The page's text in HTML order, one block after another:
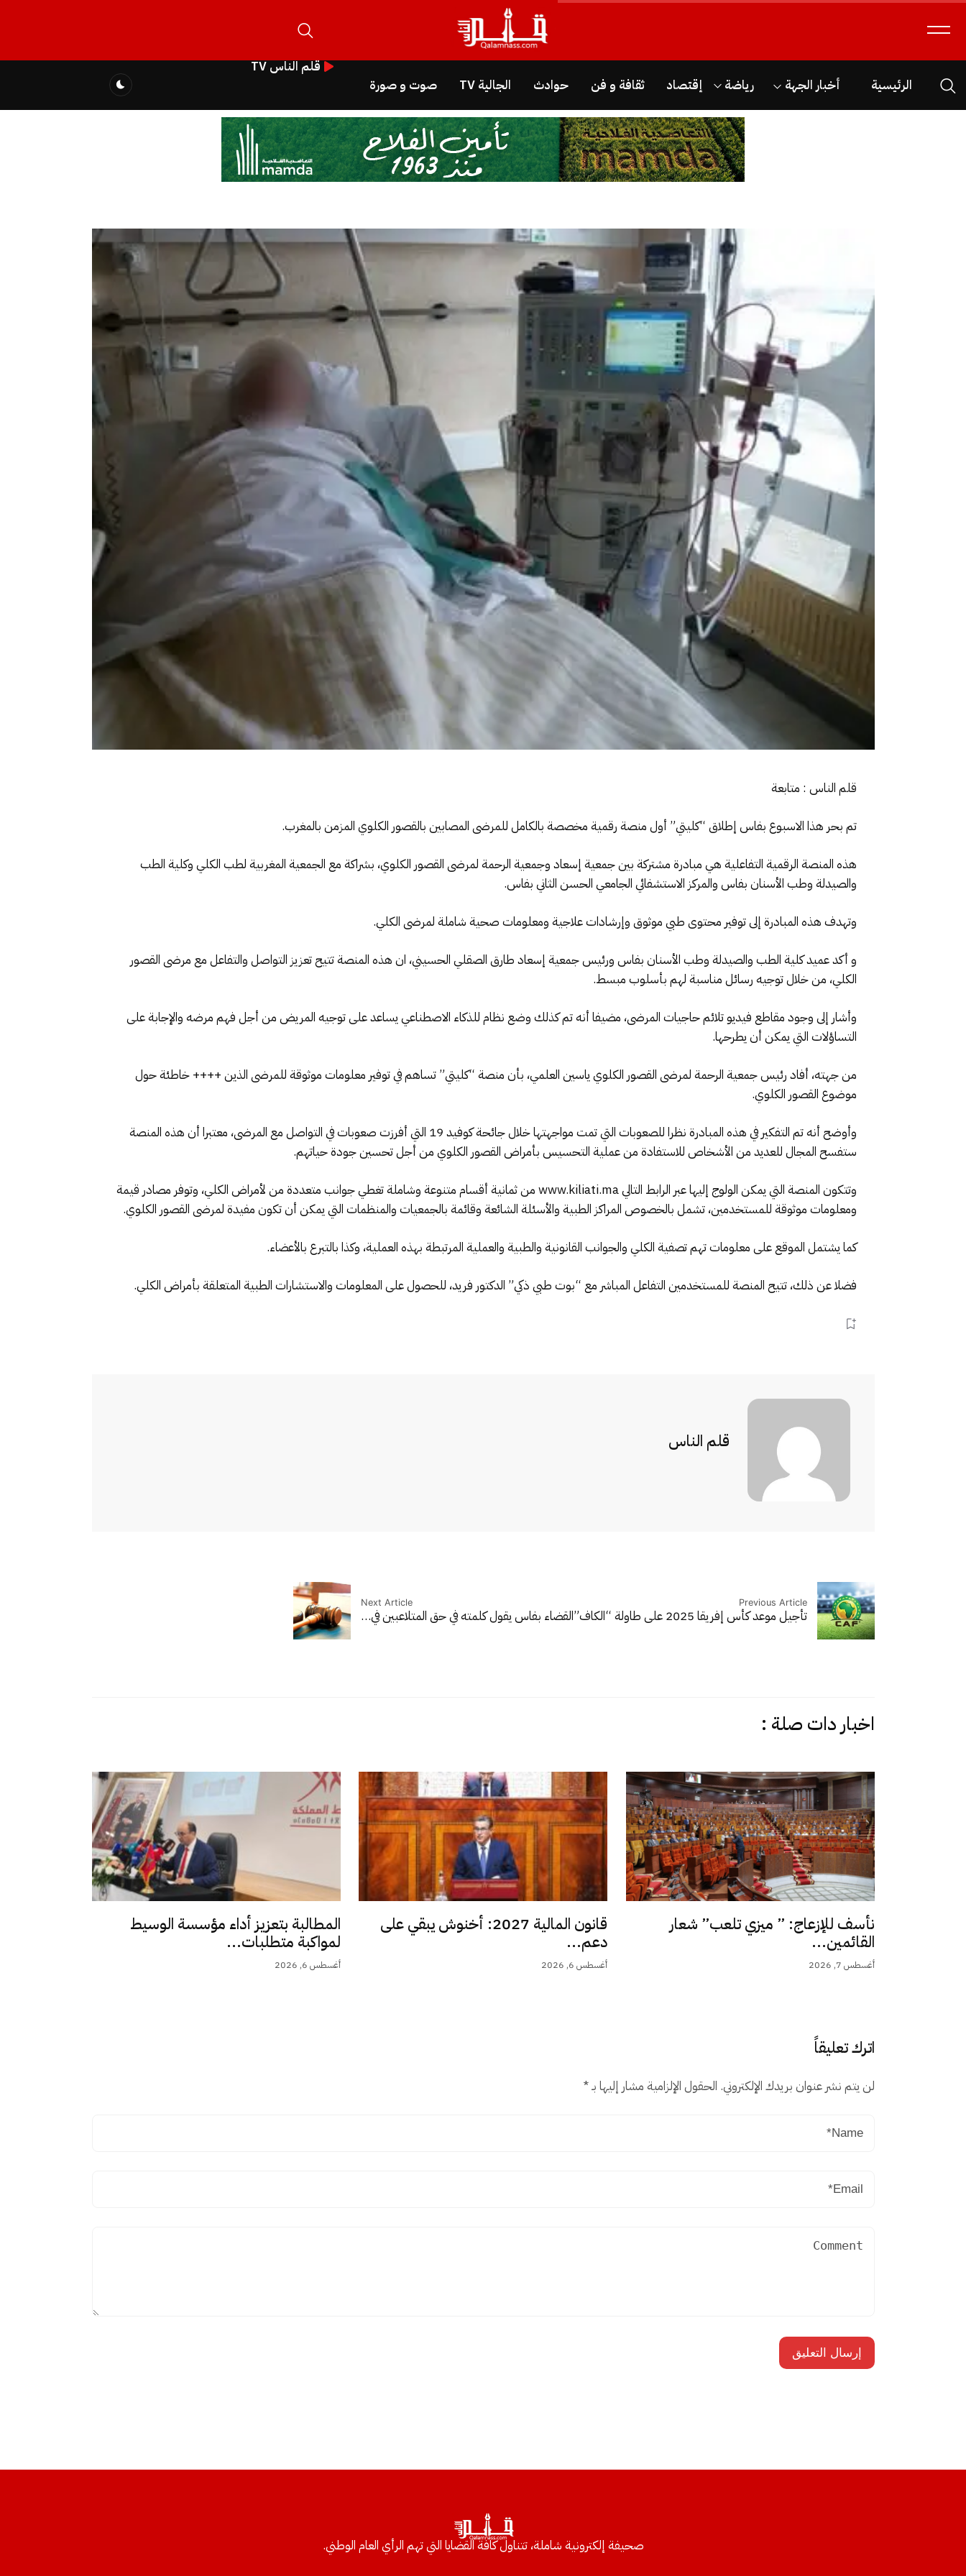
الرئيسية أخبار الجهة رياضة إقتصاد ثقافة و فن حوادث الجالية TV صوت و صورة
قلم الناس TV
قلم الناس : متابعة
تم بحر هذا الاسبوع بفاس إطلاق “كليتي” أول منصة رقمية مخصصة بالكامل للمرضى المصابين بالقصور الكلوي المزمن بالمغرب.
هذه المنصة الرقمية التفاعلية هي مبادرة مشتركة بين جمعية إسعاد وجمعية الرحمة لمرضى القصور الكلوي، بشراكة مع الجمعية المغربية لطب الكلي وكلية الطب
والصيدلة وطب الأسنان بفاس والمركز الاستشفائي الجامعي الحسن الثاني بفاس.
وتهدف هذه المبادرة إلى توفير محتوى طبي موثوق وإرشادات علاجية ومعلومات صحية شاملة لمرضى الكلي.
و أكد عميد كلية الطب والصيدلة وطب الأسنان بفاس ورئيس جمعية إسعاد طارق الصقلي الحسيني، ان هذه المنصة تتيح تعزيز التواصل والتفاعل مع مرضى القصور
الكلي، من خلال توجيه رسائل مناسبة لهم بأسلوب مبسط.
وأشار إلى وجود مقاطع فيديو تلائم حاجيات المرضى، مضيفا أنه تم كذلك وضع نظام للذكاء الاصطناعي يساعد على توجيه المريض من أجل فهم مرضه والإجابة على
التساؤلات التي يمكن أن يطرحها.
من جهته، أفاد رئيس جمعية الرحمة لمرضى القصور الكلوي ياسين العلمي، بأن منصة “كليتي” تساهم في توفير معلومات موثوقة للمرضى الذين ++++ خاطئة حول
موضوع القصور الكلوي.
وأوضح أنه تم التفكير في هذه المبادرة نظرا للصعوبات التي تمت مواجهتها خلال جائحة كوفيد 19 التي أفرزت صعوبات في التواصل مع المرضى، معتبرا أن هذه المنصة
ستفسح المجال للعديد من الأشخاص للاستفادة من عملية التحسيس بأمراض القصور الكلوي من أجل تحسين جودة حياتهم.
وتتكون المنصة التي يمكن الولوج إليها عبر الرابط التالي www.kiliati.ma من ثمانية أقسام متنوعة وشاملة تغطي جوانب متعددة من لأمراض الكلي، وتوفر مصادر قيمة
ومعلومات موثوقة للمستخدمين، تشمل بالخصوص المراكز الطبية والأسئلة الشائعة وقائمة بالجمعيات والمنظمات التي يمكن أن تكون مفيدة لمرضى القصور الكلوي.
كما يشتمل الموقع على معلومات تهم تصفية الكلي والجوانب القانونية والطبية والعملية المرتبطة بهذه العملية، وكذا بالتبرع بالأعضاء.
فضلا عن ذلك، تتيح المنصة للمستخدمين التفاعل المباشر مع “بوت طبي ذكي” الدكتور فريد، للحصول على المعلومات والاستشارات الطبية المتعلقة بأمراض الكلي.
قلم الناس
Previous Article
تأجيل موعد كأس إفريقا 2025 على طاولة “الكاف”
Next Article
القضاء بفاس يقول كلمته في حق المتلاعبين في…
اخبار دات صلة :
نأسف للإزعاج: ” ميزي تلعب” شعار
القائمين...
أغسطس 7, 2026
قانون المالية 2027: أخنوش يبقي على
دعم...
أغسطس 6, 2026
المطالبة بتعزيز أداء مؤسسة الوسيط
لمواكبة متطلبات...
أغسطس 6, 2026
اترك تعليقاً
لن يتم نشر عنوان بريدك الإلكتروني. الحقول الإلزامية مشار إليها بـ*
صحيفة إلكترونية شاملة، تتناول كافة القضايا التي تهم الرأي العام الوطني.